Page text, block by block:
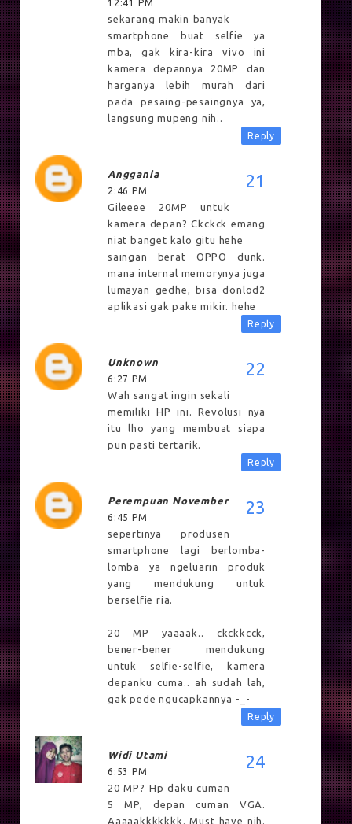
12:41 PM
sekarang makin banyak
smartphone buat selfie ya
mba, gak kira-kira vivo ini
kamera depannya 20MP dan
harganya lebih murah dari
pada pesaing-pesaingnya ya,
langsung mupeng nih..
Reply
Anggania
2:46 PM
Gileeee 20MP untuk
kamera depan? Ckckck emang
niat banget kalo gitu hehe
saingan berat OPPO dunk.
mana internal memorynya juga
lumayan gedhe, bisa donlod2
aplikasi gak pake mikir. hehe
Reply
Unknown
6:27 PM
Wah sangat ingin sekali
memiliki HP ini. Revolusi nya
itu lho yang membuat siapa
pun pasti tertarik.
Reply
Perempuan November
6:45 PM
sepertinya produsen
smartphone lagi berlomba-
lomba ya ngeluarin produk
yang mendukung untuk
berselfie ria.
20 MP yaaaak.. ckckkcck,
bener-bener mendukung
untuk selfie-selfie, kamera
depanku cuma.. ah sudah lah,
gak pede ngucapkannya -_-
Reply
Widi Utami
6:53 PM
20 MP? Hp daku cuman
5 MP, depan cuman VGA.
Aaaaakkkkkkk. Must have nih.